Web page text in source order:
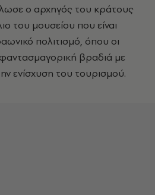
ο αρχηγός του κράτους
του μουσείου που είναι
πολιτισμό, όπου οι
βραδιά με
ενίσχυση του τουρισμού.